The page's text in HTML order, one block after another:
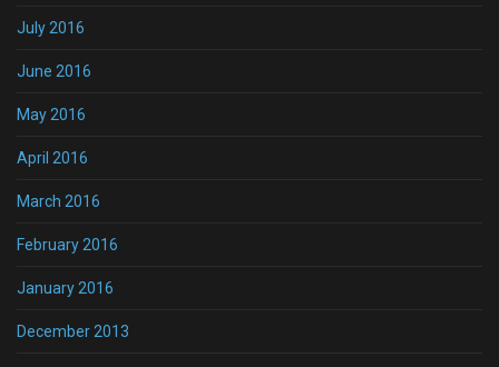
July 2016
June 2016
May 2016
April 2016
March 2016
February 2016
January 2016
December 2013